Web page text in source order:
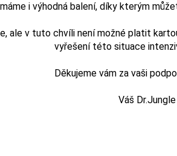
i výhodná balení, díky kterým
ale v tuto chvíli není možné platit
vyřešení této situace
Děkujeme vám za vaši
Váš